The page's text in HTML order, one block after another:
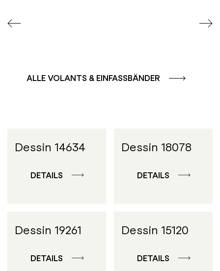
ALLE VOLANTS & EINFASSBÄNDER
Dessin 14634
DETAILS
Dessin 18078
DETAILS
Dessin 19261
DETAILS
Dessin 15120
DETAILS